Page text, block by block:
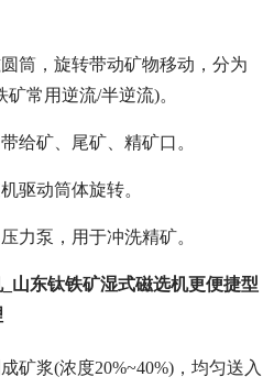
筒，旋转带动矿物移动，分为
常用逆流/半逆流)。
给矿、尾矿、精矿口。
驱动筒体旋转。
力泵，用于冲洗精矿。
山东钛铁矿湿式磁选机更便捷型
矿浆(浓度20%~40%)，均匀送入